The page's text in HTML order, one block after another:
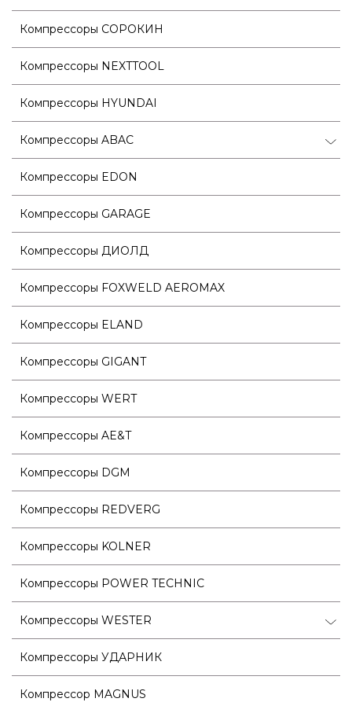
Компрессоры СОРОКИН
Компрессоры NEXTTOOL
Компрессоры HYUNDAI
Компрессоры ABAC
Компрессоры EDON
Компрессоры GARAGE
Компрессоры ДИОЛД
Компрессоры FOXWELD AEROMAX
Компрессоры ELAND
Компрессоры GIGANT
Компрессоры WERT
Компрессоры AE&T
Компрессоры DGM
Компрессоры REDVERG
Компрессоры KOLNER
Компрессоры POWER TECHNIC
Компрессоры WESTER
Компрессоры УДАРНИК
Компрессор MAGNUS